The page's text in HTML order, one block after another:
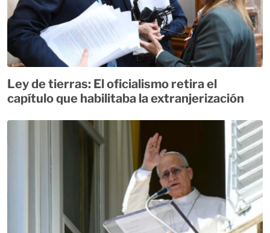
Ley de tierras: El oficialismo retira el
capítulo que habilitaba la extranjerización